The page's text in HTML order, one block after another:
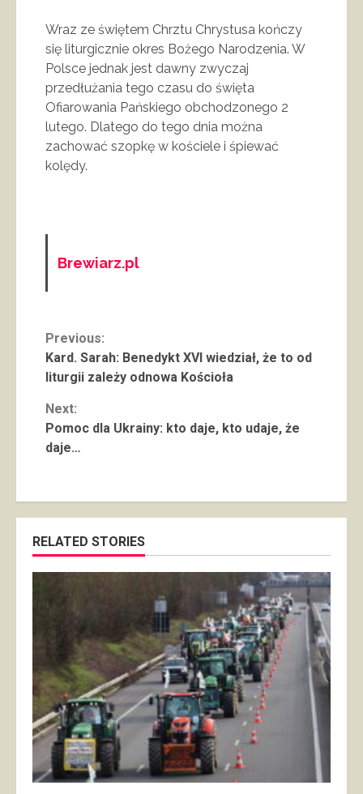
Wraz ze świętem Chrztu Chrystusa kończy
się liturgicznie okres Bożego Narodzenia. W
Polsce jednak jest dawny zwyczaj
przedłużania tego czasu do święta
Ofiarowania Pańskiego obchodzonego 2
lutego. Dlatego do tego dnia można
zachować szopkę w kościele i śpiewać
kolędy.
Brewiarz.pl
Continue
Reading
Previous:
Kard. Sarah: Benedykt XVI wiedział, że to od
liturgii zależy odnowa Kościoła
Next:
Pomoc dla Ukrainy: kto daje, kto udaje, że
daje…
RELATED STORIES